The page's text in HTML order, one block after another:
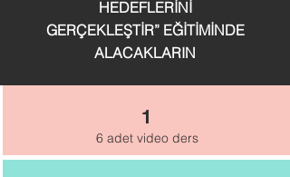
HEDEFLERİNİ
GERÇEKLEŞTİR” EĞİTİMİNDE
ALACAKLARIN
1
6 adet video ders